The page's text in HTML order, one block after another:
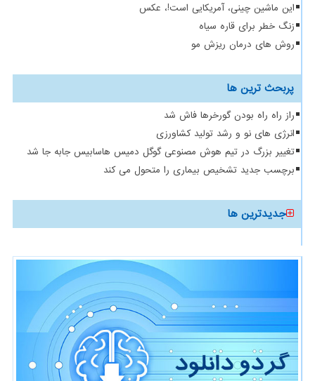
این ماشین چینی، آمریکایی است!، عکس
زنگ خطر برای قاره سیاه
روش های درمان ریزش مو
پربحث ترین ها
راز راه راه بودن گورخرها فاش شد
انرژی های نو و رشد تولید کشاورزی
تغییر بزرگ در تیم هوش مصنوعی گوگل دمیس هاسابیس جابه جا شد
برچسب جدید تشخیص بیماری را متحول می کند
جدیدترین ها